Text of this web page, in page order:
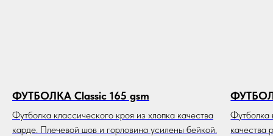
ФУТБОЛКА Classic 165 gsm
Футболка классического кроя из хлопка качества
карде. Плечевой шов и горловина усилены бейкой.
Футболка
качества